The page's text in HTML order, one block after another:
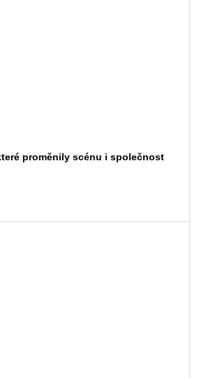
proměnily scénu i společnost